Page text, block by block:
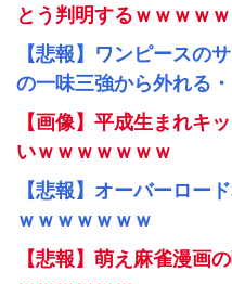
とう判明するｗｗｗｗ
【悲報】ワンピースの
の一味三強から外れる・
【画像】平成生まれキ
いｗｗｗｗｗｗｗ
【悲報】オーバーロー
ｗｗｗｗｗｗｗ
【悲報】萌え麻雀漫画